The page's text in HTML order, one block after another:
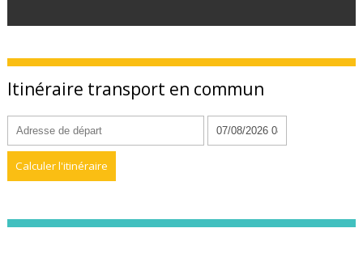
Itinéraire transport en commun